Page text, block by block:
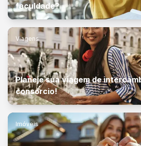
faculdade?
Viagens
Planeje sua viagem de
consórcio!
Imóveis